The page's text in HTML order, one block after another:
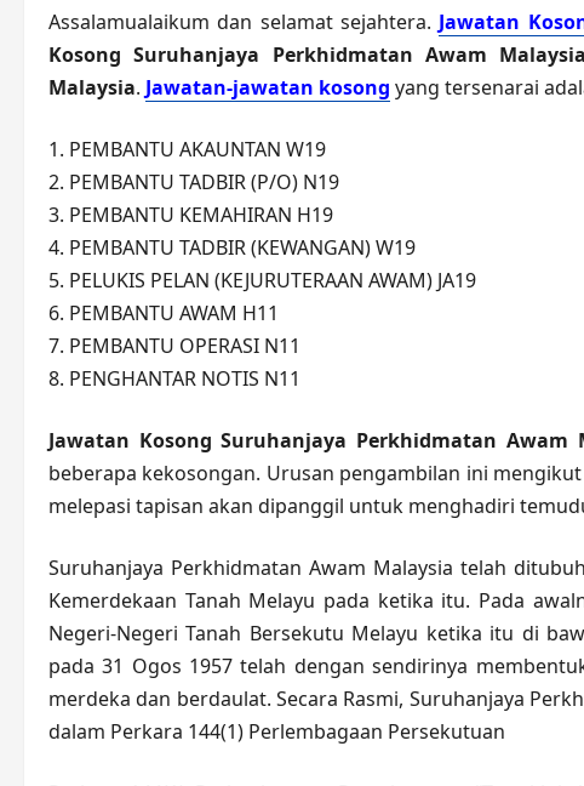
Assalamualaikum dan selamat sejahtera. Jawatan
Kosong Suruhanjaya Perkhidmatan Awam
Malaysia. Jawatan-jawatan kosong yang tersenarai
1. PEMBANTU AKAUNTAN W19
2. PEMBANTU TADBIR (P/O) N19
3. PEMBANTU KEMAHIRAN H19
4. PEMBANTU TADBIR (KEWANGAN) W19
5. PELUKIS PELAN (KEJURUTERAAN AWAM) JA19
6. PEMBANTU AWAM H11
7. PEMBANTU OPERASI N11
8. PENGHANTAR NOTIS N11
Jawatan Kosong Suruhanjaya Perkhidmatan Awam
beberapa kekosongan. Urusan pengambilan ini
melepasi tapisan akan dipanggil untuk menghadiri
Suruhanjaya Perkhidmatan Awam Malaysia telah
Kemerdekaan Tanah Melayu pada ketika itu. Pada
Negeri-Negeri Tanah Bersekutu Melayu ketika itu di
pada 31 Ogos 1957 telah dengan sendirinya
merdeka dan berdaulat. Secara Rasmi, Suruhanjaya
dalam Perkara 144(1) Perlembagaan Persekutuan